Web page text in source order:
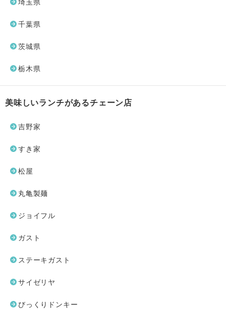
埼玉県
千葉県
茨城県
栃木県
美味しいランチがあるチェーン店
吉野家
すき家
松屋
丸亀製麺
ジョイフル
ガスト
ステーキガスト
サイゼリヤ
びっくりドンキー